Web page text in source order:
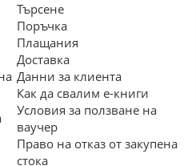
Търсене
Поръчка
Плащания
Доставка
Данни за клиента
Как да свалим е-книги
Условия за ползване на
ваучер
Право на отказ от закупена
стока